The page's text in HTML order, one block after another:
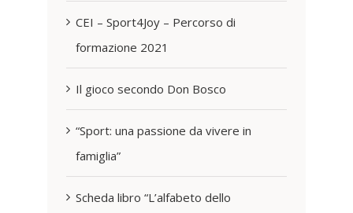
CEI – Sport4Joy – Percorso di
formazione 2021
Il gioco secondo Don Bosco
“Sport: una passione da vivere in
famiglia”
Scheda libro “L’alfabeto dello